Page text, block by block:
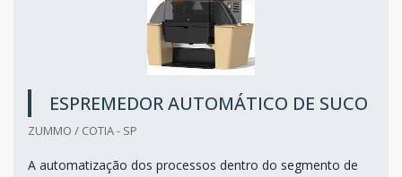
ESPREMEDOR AUTOMÁTICO DE SUCO
ZUMMO / COTIA - SP
A automatização dos processos dentro do segmento de